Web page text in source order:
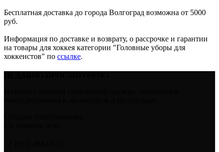
Бесплатная доставка до города Волгоград возможна от 5000
руб.
Информация по доставке и возврату, о рассрочке и гарантии
на товары для хоккея категории "Головные уборы для
хоккеистов" по ссылке.